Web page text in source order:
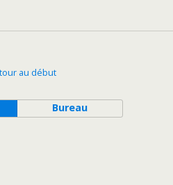
au début
Bureau